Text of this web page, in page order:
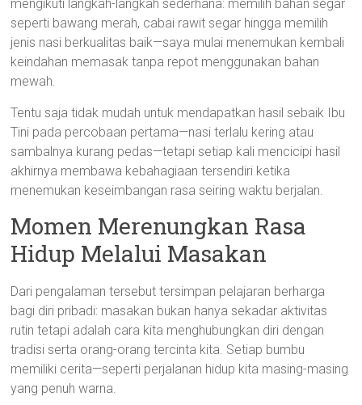
mengikuti langkah-langkah sederhana: memilih bahan segar
seperti bawang merah, cabai rawit segar hingga memilih
jenis nasi berkualitas baik—saya mulai menemukan kembali
keindahan memasak tanpa repot menggunakan bahan
mewah.
Tentu saja tidak mudah untuk mendapatkan hasil sebaik Ibu
Tini pada percobaan pertama—nasi terlalu kering atau
sambalnya kurang pedas—tetapi setiap kali mencicipi hasil
akhirnya membawa kebahagiaan tersendiri ketika
menemukan keseimbangan rasa seiring waktu berjalan.
Momen Merenungkan Rasa
Hidup Melalui Masakan
Dari pengalaman tersebut tersimpan pelajaran berharga
bagi diri pribadi: masakan bukan hanya sekadar aktivitas
rutin tetapi adalah cara kita menghubungkan diri dengan
tradisi serta orang-orang tercinta kita. Setiap bumbu
memiliki cerita—seperti perjalanan hidup kita masing-masing
yang penuh warna.